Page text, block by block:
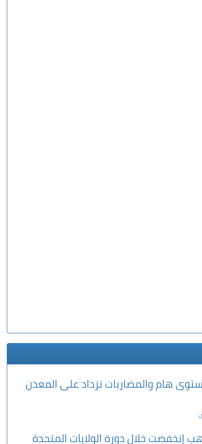
هام والمضاربات تزداد على المعدن
إنخفضت خلال دورة الولايات المتحدة